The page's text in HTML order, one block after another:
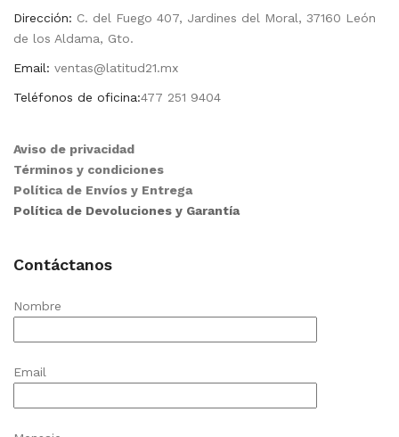
Dirección: C. del Fuego 407, Jardines del Moral, 37160 León
de los Aldama, Gto.
Email: ventas@latitud21.mx
Teléfonos de oficina:477 251 9404
Aviso de privacidad
Términos y condiciones
Política de Envíos y Entrega
Política de Devoluciones y Garantía
Contáctanos
Nombre
Email